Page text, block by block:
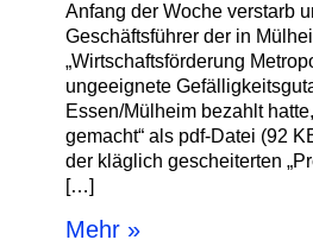
Anfang der Woche verstarb
Geschäftsführer der in
„Wirtschaftsförderung
ungeeignete
Essen/Mülheim bezahlt
gemacht“ als pdf-Datei (92
der kläglich gescheiterten
[…]
Mehr »